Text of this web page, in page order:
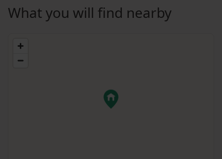
What you will find nearby